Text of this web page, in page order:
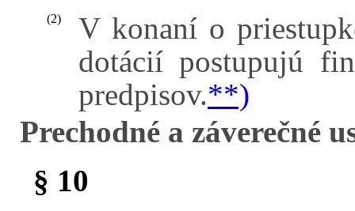
(2)
V konaní o
dotácií postupujú
predpisov.**)
Prechodné a záverečné
§ 10